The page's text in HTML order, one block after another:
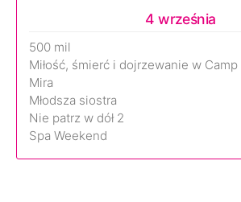
4 września
500 mil
Miłość, śmierć i dojrzewanie w Camp
Mira
Młodsza siostra
Nie patrz w dół 2
Spa Weekend